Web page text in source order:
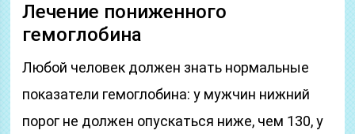
Лечение пониженного
гемоглобина
Любой человек должен знать нормальные
показатели гемоглобина: у мужчин нижний
порог не должен опускаться ниже, чем 130, у